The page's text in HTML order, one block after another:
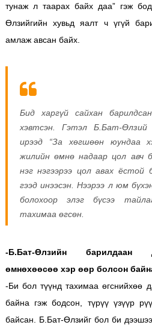
тунаж л таарах байх даа” гэж
Өлзийгийн хувьд яалт ч үгүй
амлаж авсан байх.
Бид харгүй сайхан
хэвтсэн. Гэтэл Б.Бат-Өлзий
ирээд “За хөгшөөн юундаа
жилийн өмнө надаар цол авч
нэг нэгээрээ цол авах ёстой
гээд инээсэн. Нээрээ л юм
болохоор элэг бүсээ
тахимаа өгсөн.
-Б.Бат-Өлзийн барилдаан
өмнөхөөсөө хэр өөр болсон
-Би бол түүнд тахимаа өгснийхөө
байна гэж бодсон, түрүү үзүүр
байсан. Б.Бат-Өлзийг бол би